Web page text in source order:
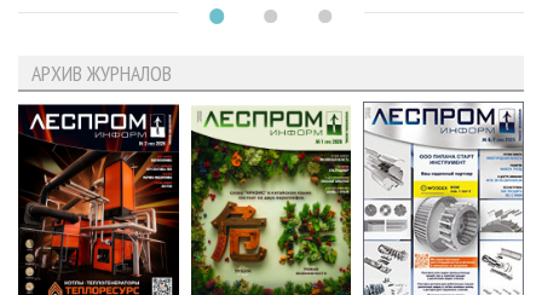
АРХИВ ЖУРНАЛОВ